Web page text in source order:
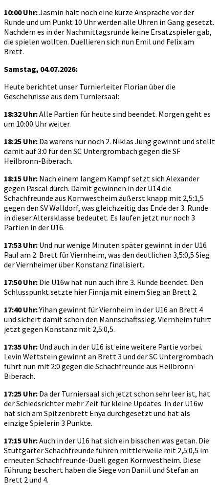
10:00 Uhr:Jasmin hält noch eine kurze Ansprache vor der
Runde und um Punkt 10 Uhr werden alle Uhren in Gang gesetzt.
Nachdem es in der Nachmittagsrunde keine Ersatzspieler gab,
die spielen wollten. Duellieren sich nun Emil und Felix am
Brett.
Samstag, 04.07.2026:
Heute berichtet unser Turnierleiter Florian über die
Geschehnisse aus dem Turniersaal:
18:32 Uhr:Alle Partien für heute sind beendet. Morgen geht es
um 10:00 Uhr weiter.
18:25 Uhr: Da warens nur noch 2. Niklas Jung gewinnt und stellt
damit auf 3:0 für den SC Untergrombach gegen die SF
Heilbronn-Biberach.
18:15 Uhr: Nach einem langem Kampf setzt sich Alexander
gegen Pascal durch. Damit gewinnen in der U14 die
Schachfreunde aus Kornwestheim äußerst knapp mit 2,5:1,5
gegen den SV Walldorf, was gleichzeitig das Ende der 3. Runde
in dieser Altersklasse bedeutet. Es laufen jetzt nur noch 3
Partien in der U16.
17:53 Uhr: Und nur wenige Minuten später gewinnt in der U16
Paul am 2. Brett für Viernheim, was den deutlichen 3,5:0,5 Sieg
der Viernheimer über Konstanz finalisiert.
17:50 Uhr: Die U16w hat nun auch ihre 3. Runde beendet. Den
Schlusspunkt setzte hier Finnja mit einem Sieg an Brett 2.
17:40 Uhr:Yihan gewinnt für Viernheim in der U16 an Brett 4
und sichert damit schon den Mannschaftssieg. Viernheim führt
jetzt gegen Konstanz mit 2,5:0,5.
17:35 Uhr: Und auch in der U16 ist eine weitere Partie vorbei.
Levin Wettstein gewinnt an Brett 3 und der SC Untergrombach
führt nun mit 2:0 gegen die Schachfreunde aus Heilbronn-
Biberach.
17:25 Uhr: Da der Turniersaal sich jetzt schon sehr leer ist, hat
der Schiedsrichter mehr Zeit für kleine Updates. In der U16w
hat sich am Spitzenbrett Enya durchgesetzt und hat als
einzige Spielerin 3 Punkte.
17:15 Uhr:Auch in der U16 hat sich ein bisschen was getan. Die
Stuttgarter Schachfreunde führen mittlerweile mit 2,5:0,5 im
erneuten Schachfreunde-Duell gegen Kornwestheim. Diese
Führung beschert haben die Siege von Daniil und Stefan an
Brett 2 und 4.